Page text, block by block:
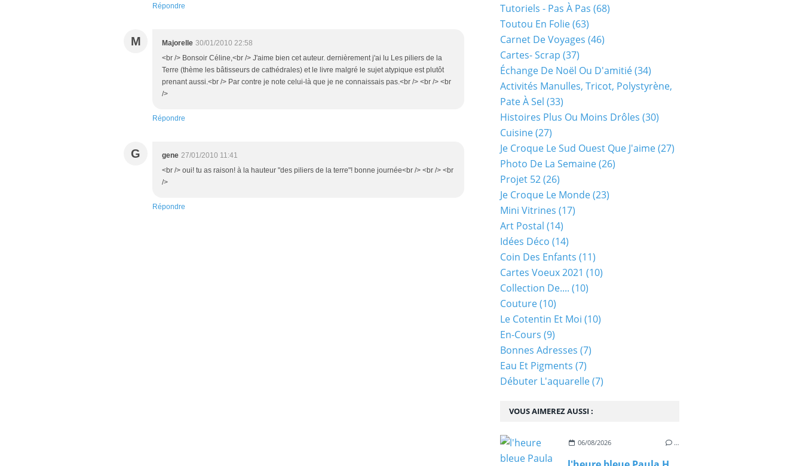
Répondre
M Majorelle 30/01/2010 22:58
<br /> Bonsoir Céline,<br /> J'aime bien cet auteur. dernièrement j'ai lu Les piliers de la
Terre (thème les bâtisseurs de cathédrales) et le livre malgré le sujet atypique est plutôt
prenant aussi.<br /> Par contre je note celui-là que je ne connaissais pas.<br /> <br /> <br
/>
Répondre
G gene 27/01/2010 11:41
<br /> oui! tu as raison! à la hauteur "des piliers de la terre"! bonne journée<br /> <br /> <br
/>
Répondre
VOUS AIMEREZ AUSSI :
06/08/2026 …
Tutoriels - Pas À Pas (68)
Toutou En Folie(63)
Carnet De Voyages (46)
Cartes- Scrap (37)
Échange De Noël Ou D'amitié(34)
Activités Manulles, Tricot, Polystyrène,
Pate À Sel (33)
Histoires Plus Ou Moins Drôles (30)
Cuisine(27)
Je Croque Le Sud Ouest Que J'aime(27)
Photo De La Semaine(26)
Projet 52(26)
Je Croque Le Monde(23)
Mini Vitrines (17)
Art Postal (14)
Idées Déco (14)
Coin Des Enfants (11)
Cartes Voeux 2021 (10)
Collection De.... (10)
Couture(10)
Le Cotentin Et Moi (10)
En-Cours (9)
Bonnes Adresses (7)
Eau Et Pigments (7)
Débuter L'aquarelle(7)